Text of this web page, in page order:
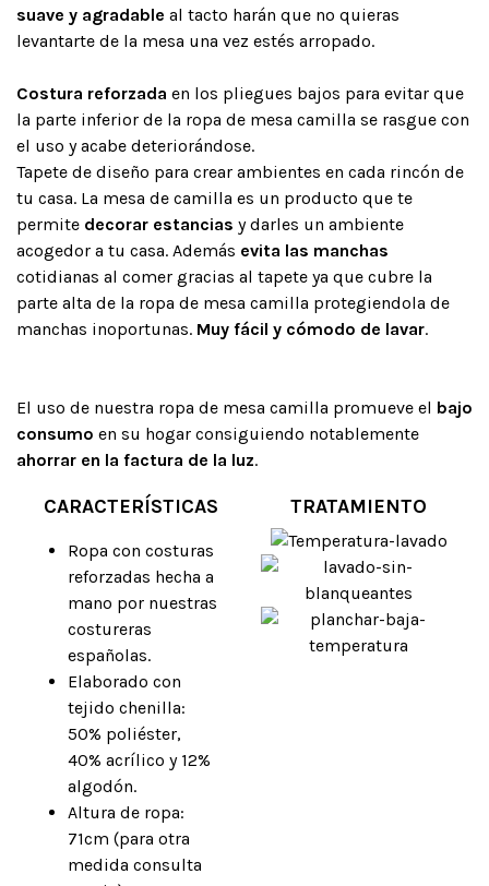
suave y agradable al tacto harán que no quieras
levantarte de la mesa una vez estés arropado.
Costura reforzada en los pliegues bajos para evitar que
la parte inferior de la ropa de mesa camilla se rasgue con
el uso y acabe deteriorándose.
Tapete de diseño para crear ambientes en cada rincón de
tu casa. La mesa de camilla es un producto que te
permite decorar estancias y darles un ambiente
acogedor a tu casa. Además evita las manchas
cotidianas al comer gracias al tapete ya que cubre la
parte alta de la ropa de mesa camilla protegiendola de
manchas inoportunas. Muy fácil y cómodo de lavar.
El uso de nuestra ropa de mesa camilla promueve el bajo
consumo en su hogar consiguiendo notablemente
ahorrar en la factura de la luz.
CARACTERÍSTICAS
Ropa con costuras
reforzadas hecha a
mano por nuestras
costureras
españolas.
Elaborado con
tejido chenilla:
50% poliéster,
40% acrílico y 12%
algodón.
Altura de ropa:
71cm (para otra
medida consulta
TRATAMIENTO